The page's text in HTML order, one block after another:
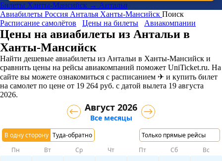
Билеты Ханты-Мансийск → Анталья
Авиабилеты Россия Анталья Ханты-Мансийск Поиск
Расписание самолётов
Цены на билеты Авиакомпании
Цены на авиабилеты из Антальи в
Ханты-Мансийск
Найти дешевые авиабилеты из Антальи в Ханты-Мансийск и
сравнить цены на рейсы авиакомпаний поможет UniTicket.ru. На
сайте вы можете ознакомиться с расписанием ✈ и купить билет
на самолет по цене от 19 264 руб. с датой вылета 19 августа
2026.
В одну сторону Туда-обратно Только прямые рейсы
Август 2026
Все месяцы
Пн Вт Ср Чт Пт Сб Вс